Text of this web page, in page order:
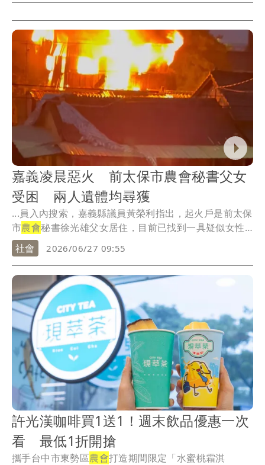
昌上任後推動藍白合作，黨內在提名人選與徵選機制上
陸續出現不同聲音，甚至傳出退黨潮，邱臣遠接受《壹
蘋新聞網》專訪時表示，任何政黨在成長過程中，都會
面臨不同意見與挑戰，這並非壞事，也是民主常態，關
鍵在於能否回到制度面協調、處理，並進一步形成共
識。
嘉義凌晨惡火 前太保市農會秘書父女
受困 兩人遺體均尋獲
...員入內搜索，嘉義縣議員黃榮利指出，起火戶是前太保
市農會秘書徐光雄父女居住，目前已找到一具疑似女性
遺體...
社會 2026/06/27 09:55
許光漢咖啡買1送1！週末飲品優惠一次
看 最低1折開搶
攜手台中市東勢區農會打造期間限定「水蜜桃霜淇